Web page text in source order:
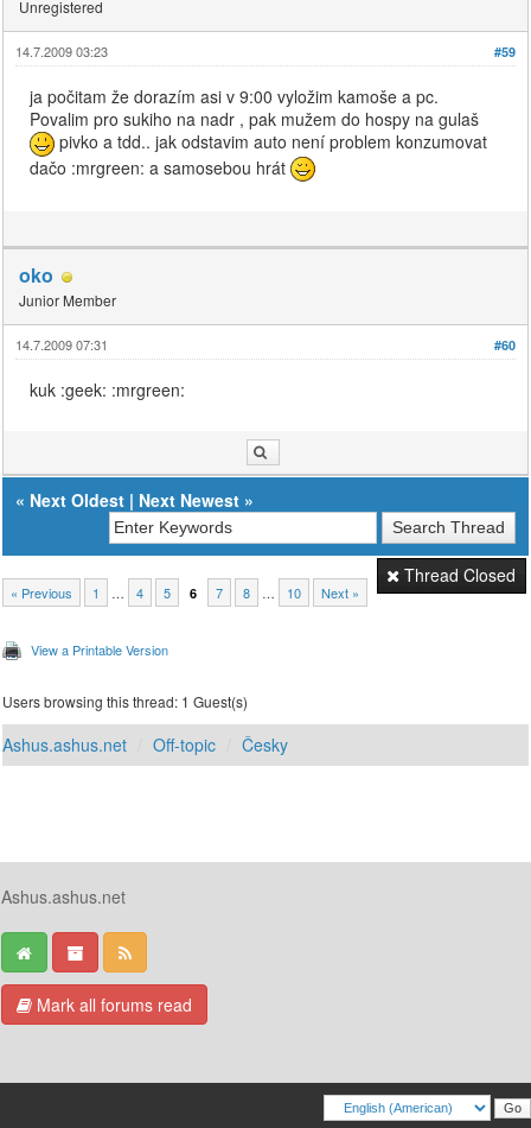
Unregistered
#59
14.7.2009 03:23
ja počitam že dorazím asi v 9:00 vyložim kamoše a pc.
Povalim pro sukiho na nadr , pak mužem do hospy na gulaš
pivko a tdd.. jak odstavim auto není problem konzumovat
dačo :mrgreen: a samosebou hrát
oko
Junior Member
#60
14.7.2009 07:31
kuk :geek: :mrgreen:
« Next Oldest | Next Newest »
« Previous 1 … 4 5 6 7 8 … 10 Next »
Thread Closed
View a Printable Version
Users browsing this thread: 1 Guest(s)
Ashus.ashus.net Off-topic Česky
Ashus.ashus.net
Mark all forums read